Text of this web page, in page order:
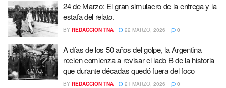
24 de Marzo: El gran simulacro de la entrega y la
estafa del relato.
BY REDACCION TNA 22 MARZO, 2026 0
A días de los 50 años del golpe, la Argentina
recien comienza a revisar el lado B de la historia
que durante décadas quedó fuera del foco
BY REDACCION TNA 21 MARZO, 2026 0